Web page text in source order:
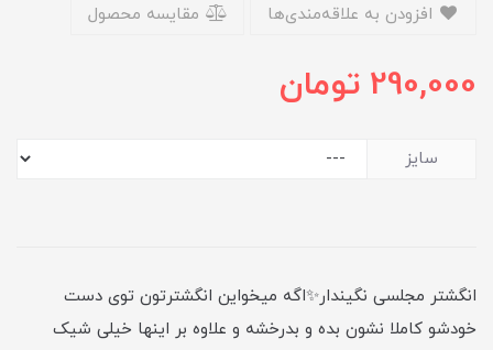
مقایسه محصول
290,000 تومان
سایز
انگشتر مجلسی نگیندار✨اگه میخواین انگشترتون توی دست
خودشو کاملا نشون بده و بدرخشه و علاوه بر اینها خیلی شیک